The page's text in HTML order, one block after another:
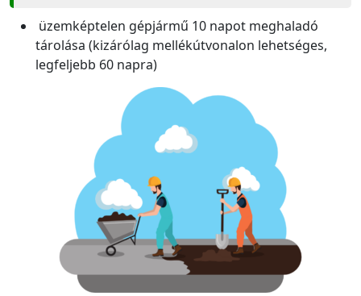
üzemképtelen gépjármű 10 napot meghaladó
tárolása (kizárólag mellékútvonalon lehetséges,
legfeljebb 60 napra)